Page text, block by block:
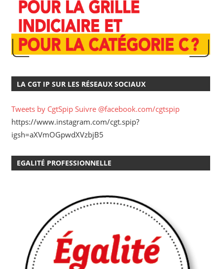
LA CGT IP SUR LES RÉSEAUX SOCIAUX
Tweets by CgtSpip Suivre @facebook.com/cgtspip
https://www.instagram.com/cgt.spip?
igsh=aXVmOGpwdXVzbjB5
EGALITÉ PROFESSIONNELLE